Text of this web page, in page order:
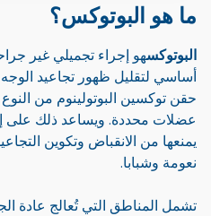
ما هو البوتوكس؟
البوتوكسهو إجراء تجميلي غير
أساسي لتقليل ظهور تجاعيد
عضلات محددة. ويساعد ذلك على
يمنعها من الانقباض وتكوين
نعومة وشبابا.
تشمل المناطق التي تُعالج عادة